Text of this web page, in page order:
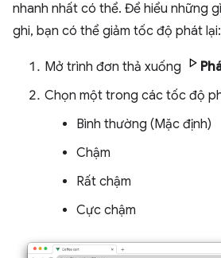
nhanh nhất có thể. Để hiểu những
ghi, bạn có thể giảm tốc độ phát lại:
Mở trình đơn thả xuống
Chọn một trong các tốc độ
Bình thường (Mặc định)
Chậm
Rất chậm
Cực chậm